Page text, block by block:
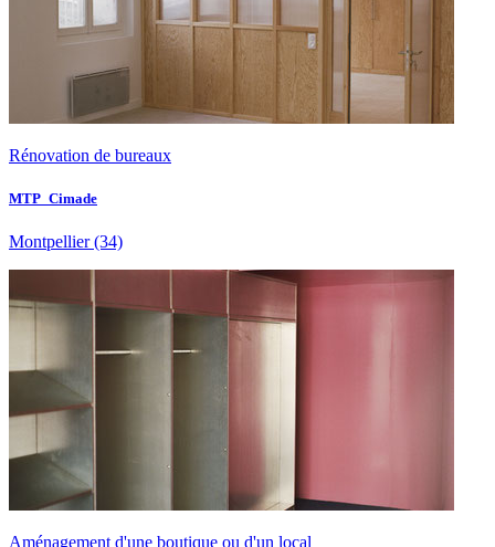
Rénovation de bureaux
MTP_Cimade
Montpellier(34)
Aménagement d'une boutique ou d'un local